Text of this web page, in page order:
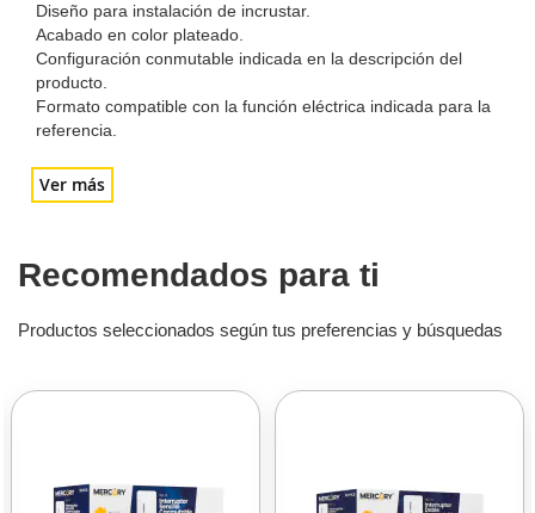
Diseño para instalación de incrustar.
Acabado en color plateado.
Configuración conmutable indicada en la descripción del
producto.
Formato compatible con la función eléctrica indicada para la
referencia.
Ver más
Recomendados para ti
Productos seleccionados según tus preferencias y búsquedas